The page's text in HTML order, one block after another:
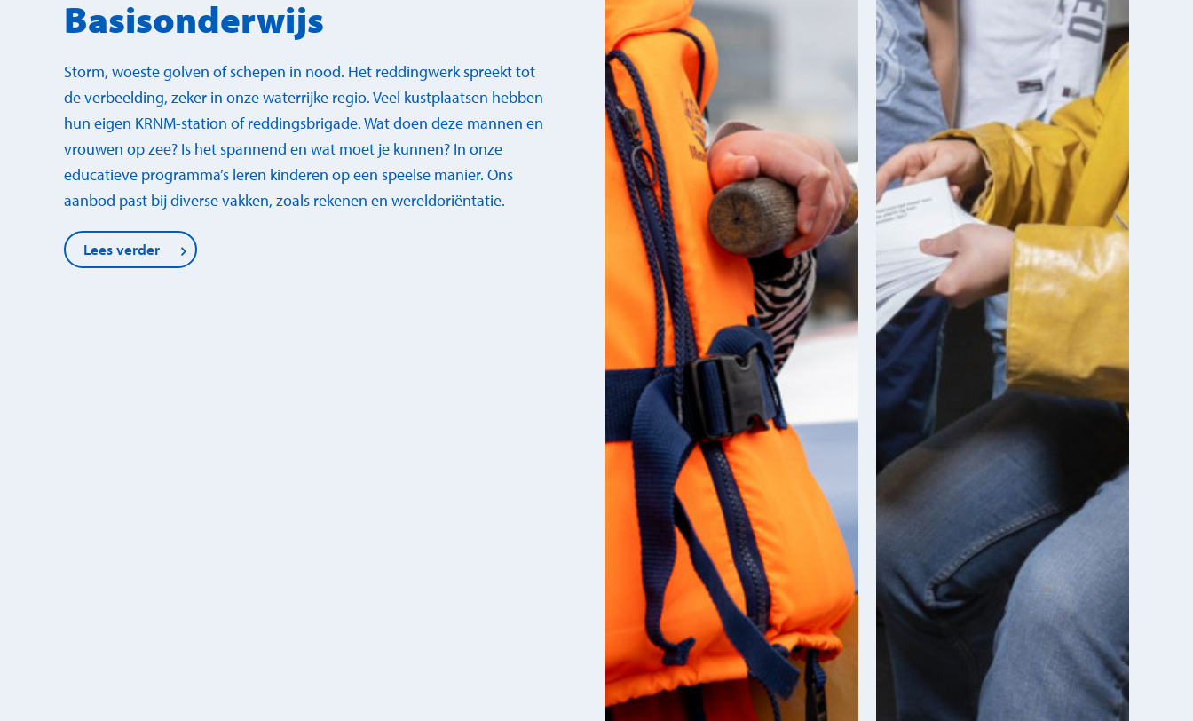
Basisonderwijs
Storm, woeste golven of schepen in nood. Het reddingwerk spreekt tot
de verbeelding, zeker in onze waterrijke regio. Veel kustplaatsen hebben
hun eigen KRNM-station of reddingsbrigade. Wat doen deze mannen en
vrouwen op zee? Is het spannend en wat moet je kunnen? In onze
educatieve programma’s leren kinderen op een speelse manier. Ons
aanbod past bij diverse vakken, zoals rekenen en wereldoriëntatie.
Lees verder